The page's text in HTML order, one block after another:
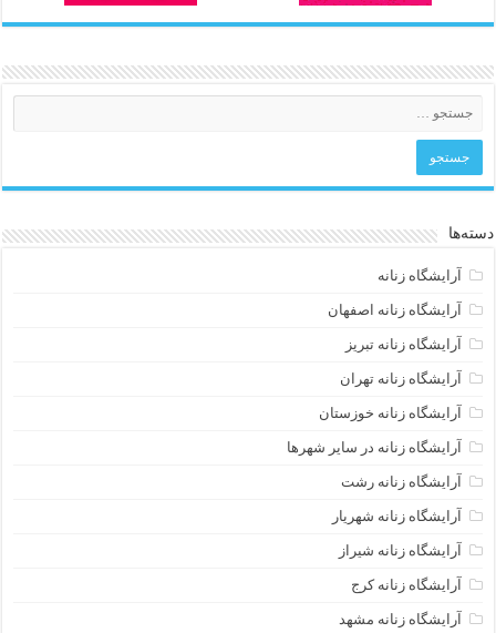
دسته‌ها
آرایشگاه زنانه
آرایشگاه زنانه اصفهان
آرایشگاه زنانه تبریز
آرایشگاه زنانه تهران
آرایشگاه زنانه خوزستان
آرایشگاه زنانه در سایر شهرها
آرایشگاه زنانه رشت
آرایشگاه زنانه شهریار
آرایشگاه زنانه شیراز
آرایشگاه زنانه کرج
آرایشگاه زنانه مشهد